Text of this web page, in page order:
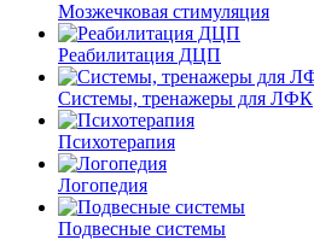
Мозжечковая стимуляция
Реабилитация ДЦП
Системы, тренажеры для ЛФК
Психотерапия
Логопедия
Подвесные системы